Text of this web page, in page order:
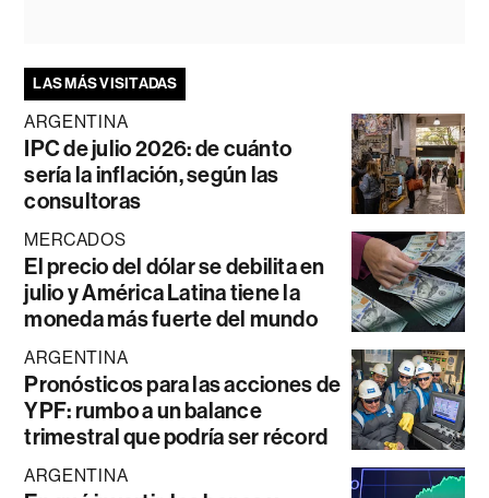
LAS MÁS VISITADAS
ARGENTINA
IPC de julio 2026: de cuánto
sería la inflación, según las
consultoras
MERCADOS
El precio del dólar se debilita en
julio y América Latina tiene la
moneda más fuerte del mundo
ARGENTINA
Pronósticos para las acciones de
YPF: rumbo a un balance
trimestral que podría ser récord
ARGENTINA